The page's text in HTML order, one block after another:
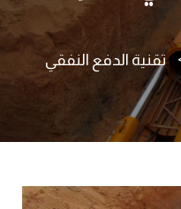
تقنية الدفع النفقي